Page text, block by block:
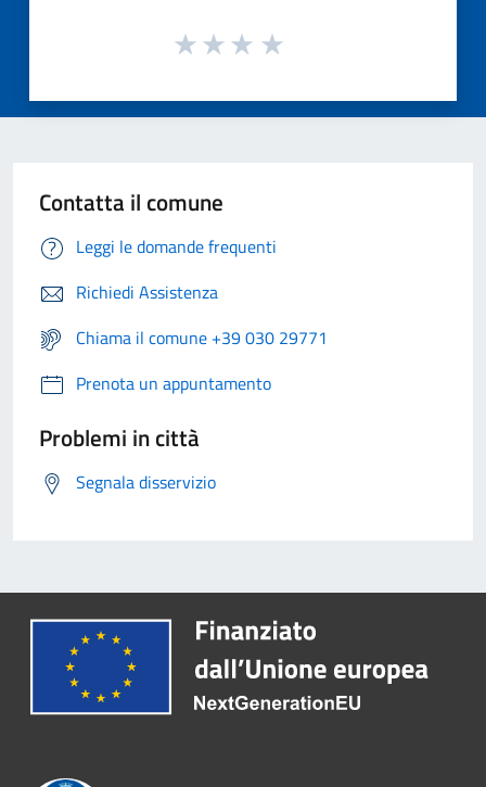
Contatta il comune
Leggi le domande frequenti
Richiedi Assistenza
Chiama il comune +39 030 29771
Prenota un appuntamento
Problemi in città
Segnala disservizio